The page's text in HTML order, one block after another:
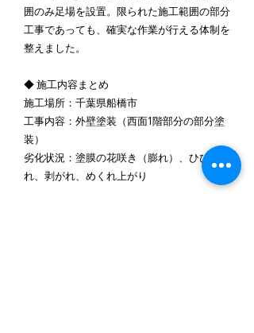
囲のみ足場を設置。限られた施工範囲の部分
工事であっても、確実な作業が行える体制を
整えました。
◆ 施工内容まとめ
施工場所：千葉県船橋市
工事内容：外壁塗装（西面1階部分の部分塗
装）
劣化状況：塗膜の花咲き（膨れ）、ひび割
れ、剥がれ、めくれ上がり